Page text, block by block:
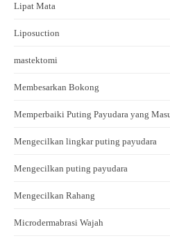
Lipat Mata
Liposuction
mastektomi
Membesarkan Bokong
Memperbaiki Puting Payudara yang
Mengecilkan lingkar puting payudara
Mengecilkan puting payudara
Mengecilkan Rahang
Microdermabrasi Wajah